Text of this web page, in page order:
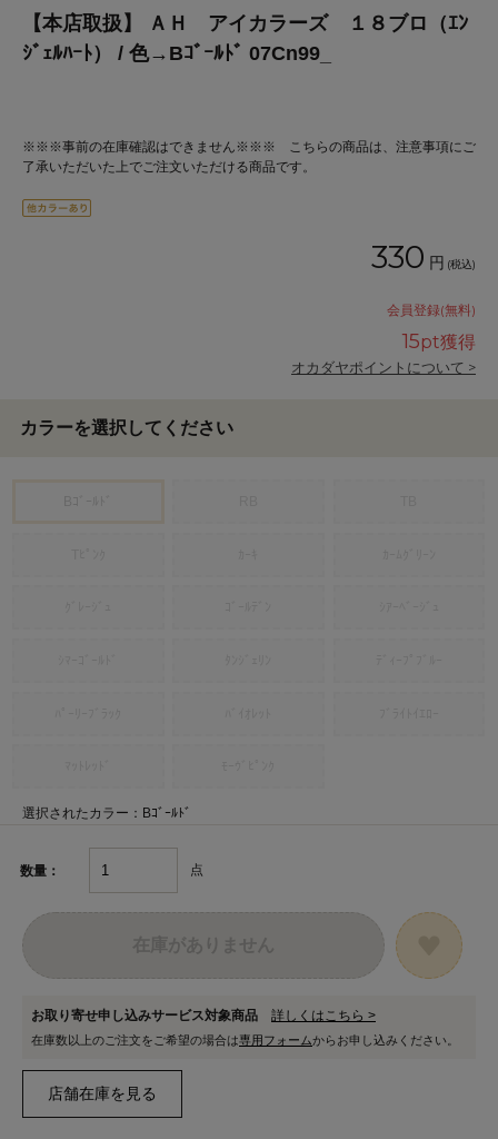
【本店取扱】 ＡＨ アイカラーズ １８ブロ（ｴﾝ
ｼﾞｪﾙﾊｰﾄ） / 色→Bｺﾞｰﾙﾄﾞ 07Cn99_
※※※事前の在庫確認はできません※※※ こちらの商品は、注意事項にご
了承いただいた上でご注文いただける商品です。
330 円 (税込)
会員登録(無料)
15pt獲得
オカダヤポイントについて >
カラーを選択してください
選択されたカラー：Bｺﾞｰﾙﾄﾞ
数量： 点
お取り寄せ申し込みサービス対象商品 詳しくはこちら >
在庫数以上のご注文をご希望の場合は専用フォームからお申し込みください。